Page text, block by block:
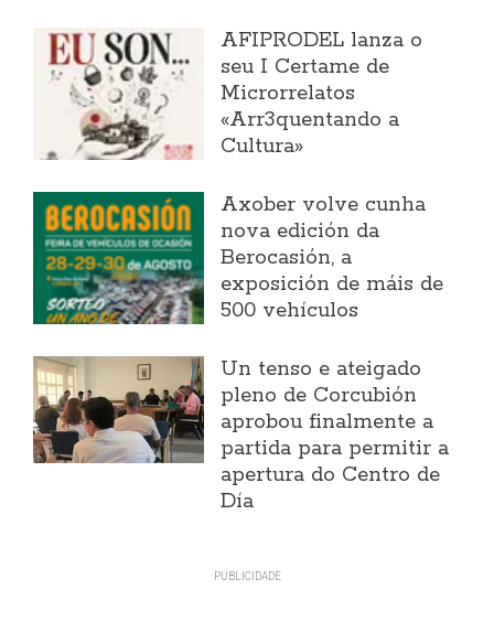
AFIPRODEL lanza o
seu I Certame de
Microrrelatos
«Arr3quentando a
Cultura»
Axober volve cunha
nova edición da
Berocasión, a
exposición de máis de
500 vehículos
Un tenso e ateigado
pleno de Corcubión
aprobou finalmente a
partida para permitir a
apertura do Centro de
Día